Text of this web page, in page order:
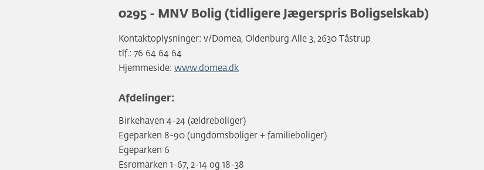
0295 - MNV Bolig (tidligere Jægerspris Boligselskab)
Kontaktoplysninger: v/Domea, Oldenburg Alle 3, 2630 Tåstrup
tlf.: 76 64 64 64
Hjemmeside: www.domea.dk
Afdelinger:
Birkehaven 4-24 (ældreboliger)
Egeparken 8-90 (ungdomsboliger + familieboliger)
Egeparken 6
Esromarken 1-67, 2-14 og 18-38